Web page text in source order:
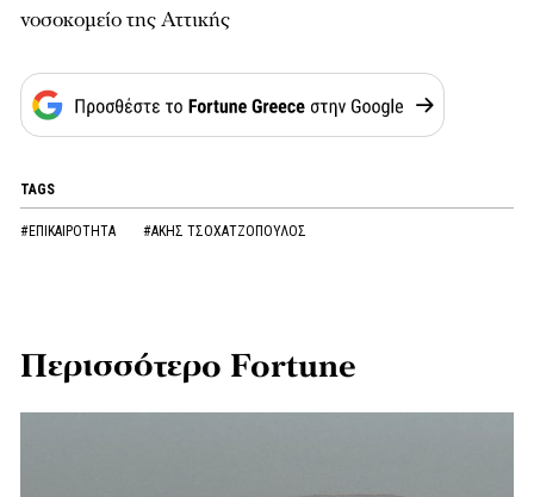
νοσοκομείο της Αττικής
TAGS
#ΕΠΙΚΑΙΡΟΤΗΤΑ #ΑΚΗΣ ΤΣΟΧΑΤΖΟΠΟΥΛΟΣ
Περισσότερο Fortune